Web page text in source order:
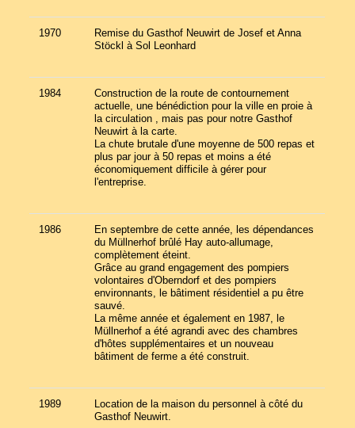
1970
Remise du Gasthof Neuwirt de Josef et Anna
Stöckl à Sol Leonhard
1984
Construction de la route de contournement
actuelle, une bénédiction pour la ville en proie à
la circulation , mais pas pour notre Gasthof
Neuwirt à la carte.
La chute brutale d'une moyenne de 500 repas et
plus par jour à 50 repas et moins a été
économiquement difficile à gérer pour
l'entreprise.
1986
En septembre de cette année, les dépendances
du Müllnerhof brûlé Hay auto-allumage,
complètement éteint.
Grâce au grand engagement des pompiers
volontaires d'Oberndorf et des pompiers
environnants, le bâtiment résidentiel a pu être
sauvé.
La même année et également en 1987, le
Müllnerhof a été agrandi avec des chambres
d'hôtes supplémentaires et un nouveau
bâtiment de ferme a été construit.
1989
Location de la maison du personnel à côté du
Gasthof Neuwirt.